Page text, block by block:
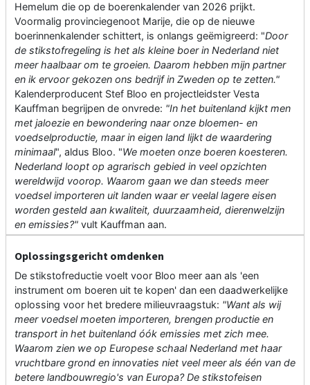
Hemelum die op de boerenkalender van 2026 prijkt.
Voormalig provinciegenoot Marije, die op de nieuwe
boerinnenkalender schittert, is onlangs geëmigreerd: "Door
de stikstofregeling is het als kleine boer in Nederland niet
meer haalbaar om te groeien. Daarom hebben mijn partner
en ik ervoor gekozen ons bedrijf in Zweden op te zetten."
Kalenderproducent Stef Bloo en projectleidster Vesta
Kauffman begrijpen de onvrede: "In het buitenland kijkt men
met jaloezie en bewondering naar onze bloemen- en
voedselproductie, maar in eigen land lijkt de waardering
minimaal", aldus Bloo. "We moeten onze boeren koesteren.
Nederland loopt op agrarisch gebied in veel opzichten
wereldwijd voorop. Waarom gaan we dan steeds meer
voedsel importeren uit landen waar er veelal lagere eisen
worden gesteld aan kwaliteit, duurzaamheid, dierenwelzijn
en emissies?" vult Kauffman aan.
Oplossingsgericht omdenken
De stikstofreductie voelt voor Bloo meer aan als 'een
instrument om boeren uit te kopen' dan een daadwerkelijke
oplossing voor het bredere milieuvraagstuk: "Want als wij
meer voedsel moeten importeren, brengen productie en
transport in het buitenland óók emissies met zich mee.
Waarom zien we op Europese schaal Nederland met haar
vruchtbare grond en innovaties niet veel meer als één van de
betere landbouwregio's van Europa? De stikstofeisen